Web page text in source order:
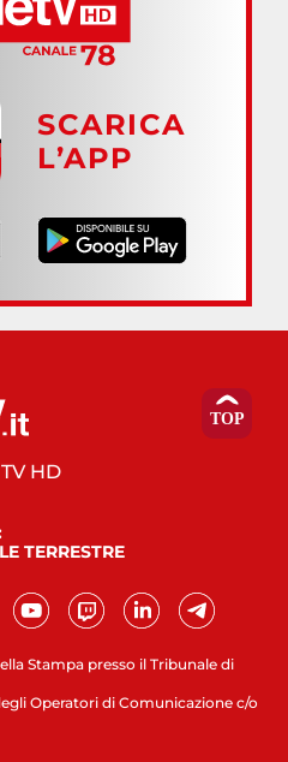
SCARICA
L’APP
Stampa presso il Tribunale di
Operatori di Comunicazione c/o
HD
TERRESTRE